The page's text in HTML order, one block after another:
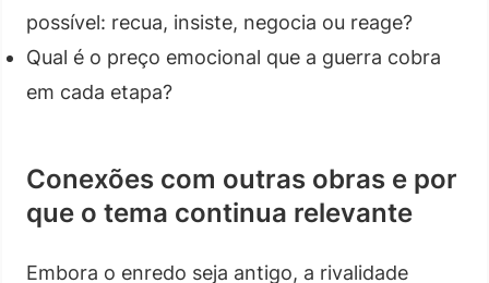
possível: recua, insiste, negocia ou reage?
Qual é o preço emocional que a guerra cobra
em cada etapa?
Conexões com outras obras e por
que o tema continua relevante
Embora o enredo seja antigo, a rivalidade